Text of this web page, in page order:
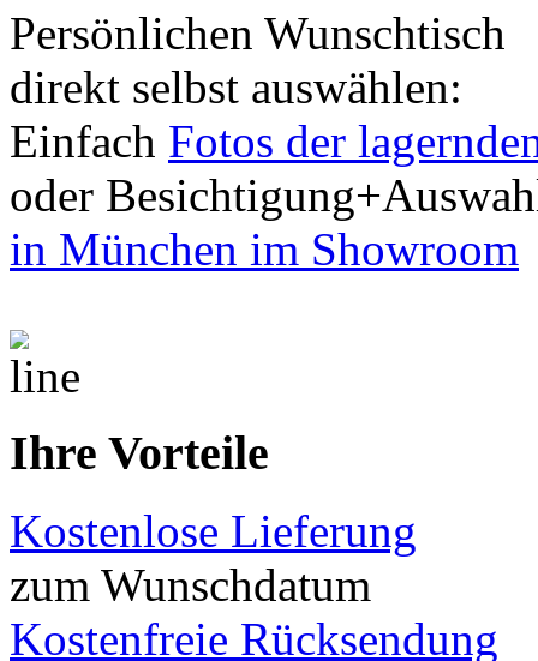
Persönlichen Wunschtisch
direkt selbst auswählen:
Einfach Fotos der
oder
in München im Showroom
Ihre Vorteile
Kostenlose Lieferung
zum Wunschdatum
Kostenfreie Rücksendung